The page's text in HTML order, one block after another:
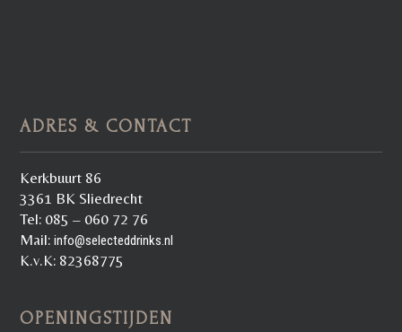
ADRES & CONTACT
Kerkbuurt 86
3361 BK Sliedrecht
Tel: 085 – 060 72 76
Mail:info@selecteddrinks.nl
K.v.K: 82368775
OPENINGSTIJDEN